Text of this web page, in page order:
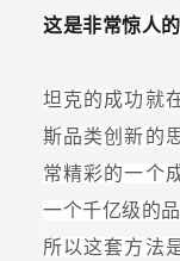
这是非常惊人的
坦克的成功就
斯品类创新的
常精彩的一个
一个千亿级的品
所以这套方法